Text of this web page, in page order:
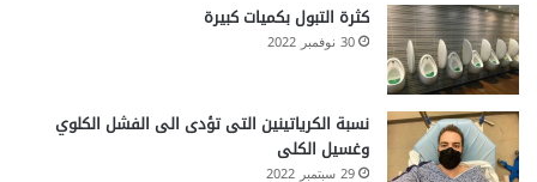
كثرة التبول بكميات كبيرة
30 نوفمبر 2022
نسبة الكرياتينين التى تؤدى الى الفشل الكلوي
وغسيل الكلى
29 سبتمبر 2022